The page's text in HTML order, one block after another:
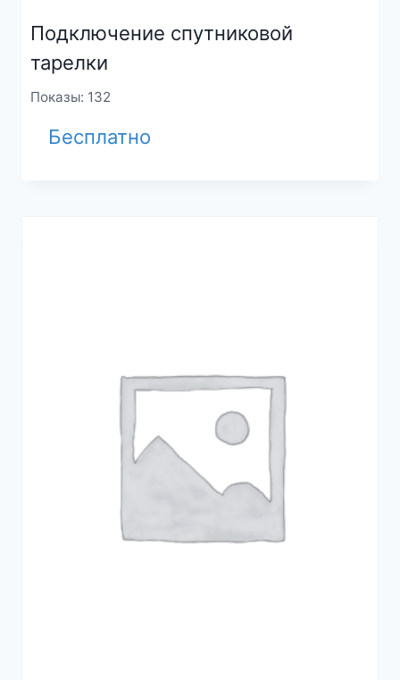
Подключение спутниковой
тарелки
Показы: 132
Бесплатно